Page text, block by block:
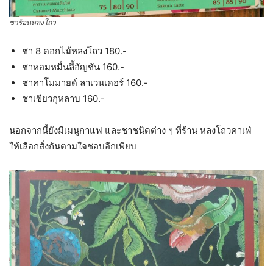
ชาร้อนหลงโถว
ชา 8 ดอกไม้หลงโถว 180.-
ชาหอมหมื่นลี้อัญชัน 160.-
ชาคาโมมายด์ ลาเวนเดอร์ 160.-
ชาเขียวกุหลาบ 160.-
นอกจากนี้ยังมีเมนูกาแฟ และชาชนิดต่าง ๆ ที่ร้าน หลงโถวคาเฟ่
ให้เลือกสั่งกันตามใจชอบอีกเพียบ